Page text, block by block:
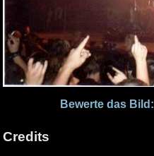
Bewerte das Bild:
Credits